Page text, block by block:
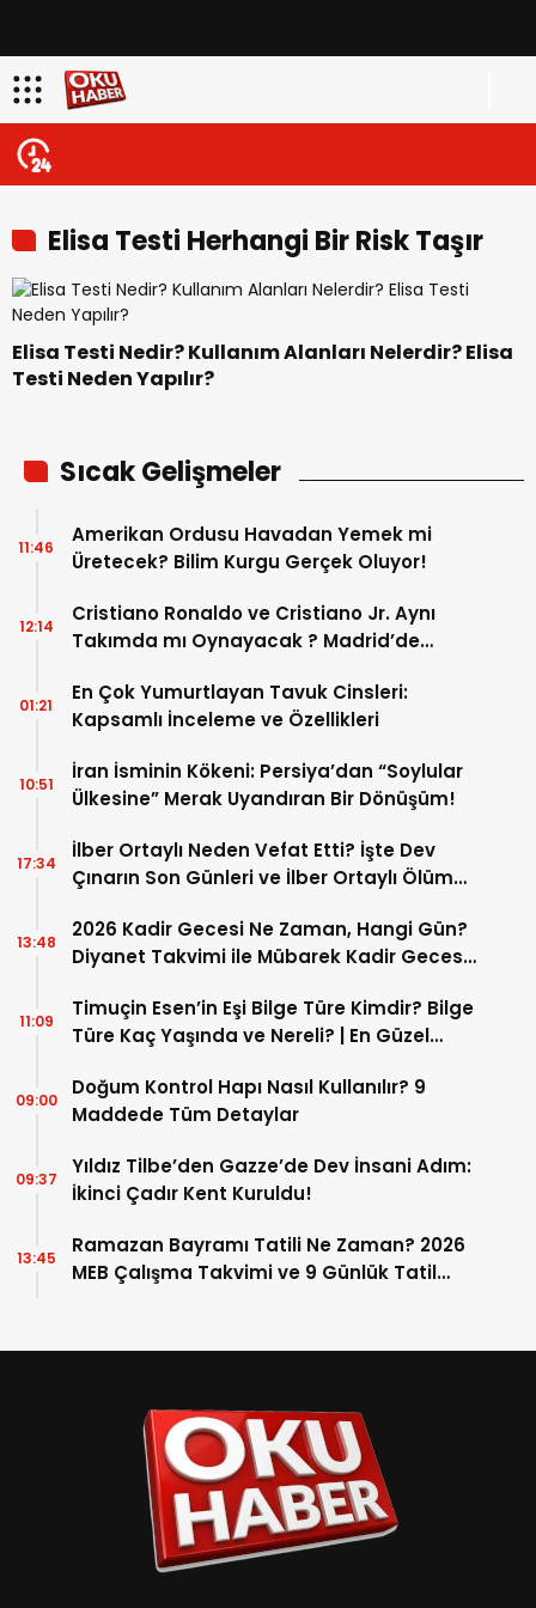
Elisa Testi Herhangi Bir Risk Taşır
Mı
Elisa Testi Nedir? Kullanım Alanları Nelerdir? Elisa
Testi Neden Yapılır?
Sıcak Gelişmeler
Amerikan Ordusu Havadan Yemek mi
Üretecek? Bilim Kurgu Gerçek Oluyor!
11:46
Cristiano Ronaldo ve Cristiano Jr. Aynı
Takımda mı Oynayacak ? Madrid’de
12:14
En Çok Yumurtlayan Tavuk Cinsleri:
Kapsamlı İnceleme ve Özellikleri
01:21
İran İsminin Kökeni: Persiya’dan “Soylular
Ülkesine” Merak Uyandıran Bir Dönüşüm!
10:51
İlber Ortaylı Neden Vefat Etti? İşte Dev
Çınarın Son Günleri ve İlber Ortaylı Ölüm
17:34
2026 Kadir Gecesi Ne Zaman, Hangi Gün?
Diyanet Takvimi ile Mübarek Kadir Gecesi
13:48
Timuçin Esen’in Eşi Bilge Türe Kimdir? Bilge
Türe Kaç Yaşında ve Nereli? | En Güzel
11:09
Doğum Kontrol Hapı Nasıl Kullanılır? 9
Maddede Tüm Detaylar
09:00
Yıldız Tilbe’den Gazze’de Dev İnsani Adım:
İkinci Çadır Kent Kuruldu!
09:37
Ramazan Bayramı Tatili Ne Zaman? 2026
MEB Çalışma Takvimi ve 9 Günlük Tatil
13:45